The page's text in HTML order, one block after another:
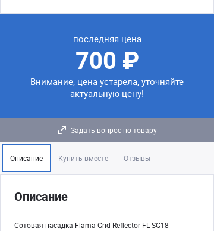
последняя цена
700 ₽
Внимание, цена устарела, уточняйте
актуальную цену!
Задать вопрос по товару
Описание Купить вместе Отзывы
Описание
Сотовая насадка Flama Grid Reflector FL-SG18